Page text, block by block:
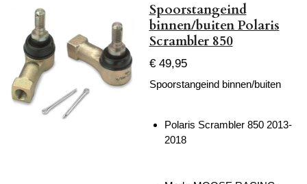
Spoorstangeind
binnen/buiten Polaris
Scrambler 850
€ 49,95
Spoorstangeind binnen/buiten
Polaris Scrambler 850 2013-
2018